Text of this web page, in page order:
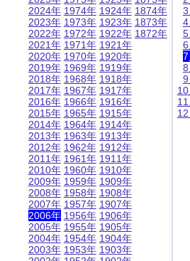
2024年
2023年
2022年
2021年
2020年
2019年
2018年
2017年
2016年
2015年
2014年
2013年
2012年
2011年
2010年
2009年
2008年
2007年
2006年
2005年
2004年
2003年
1974年
1973年
1972年
1971年
1970年
1969年
1968年
1967年
1966年
1965年
1964年
1963年
1962年
1961年
1960年
1959年
1958年
1957年
1956年
1955年
1954年
1953年
1924年
1923年
1922年
1921年
1920年
1919年
1918年
1917年
1916年
1915年
1914年
1913年
1912年
1911年
1910年
1909年
1908年
1907年
1906年
1905年
1904年
1903年
1874年
1873年
1872年